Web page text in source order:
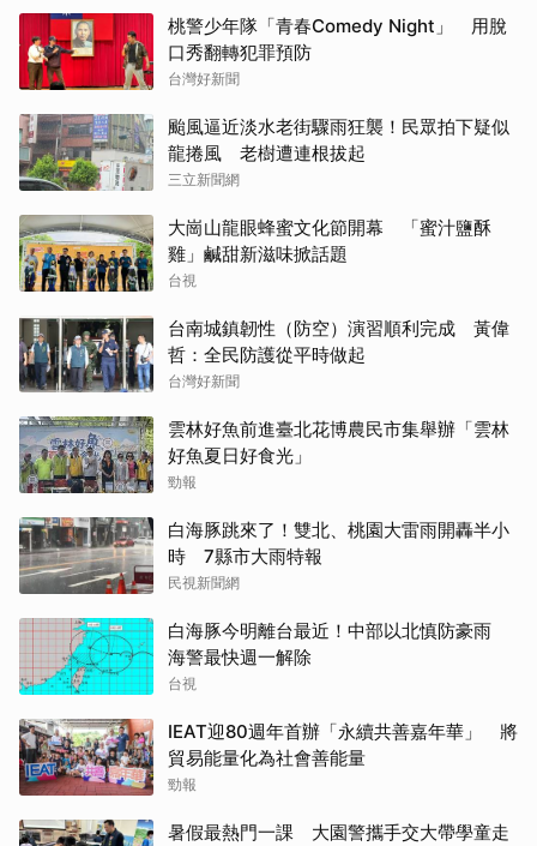
桃警少年隊「青春Comedy Night」 用脫
口秀翻轉犯罪預防
台灣好新聞
颱風逼近淡水老街驟雨狂襲！民眾拍下疑似
龍捲風 老樹遭連根拔起
三立新聞網
大崗山龍眼蜂蜜文化節開幕 「蜜汁鹽酥
雞」鹹甜新滋味掀話題
台視
台南城鎮韌性（防空）演習順利完成 黃偉
哲：全民防護從平時做起
台灣好新聞
雲林好魚前進臺北花博農民市集舉辦「雲林
好魚夏日好食光」
勁報
白海豚跳來了！雙北、桃園大雷雨開轟半小
時 7縣市大雨特報
民視新聞網
白海豚今明離台最近！中部以北慎防豪雨
海警最快週一解除
台視
IEAT迎80週年首辦「永續共善嘉年華」 將
貿易能量化為社會善能量
勁報
暑假最熱門一課 大園警攜手交大帶學童走